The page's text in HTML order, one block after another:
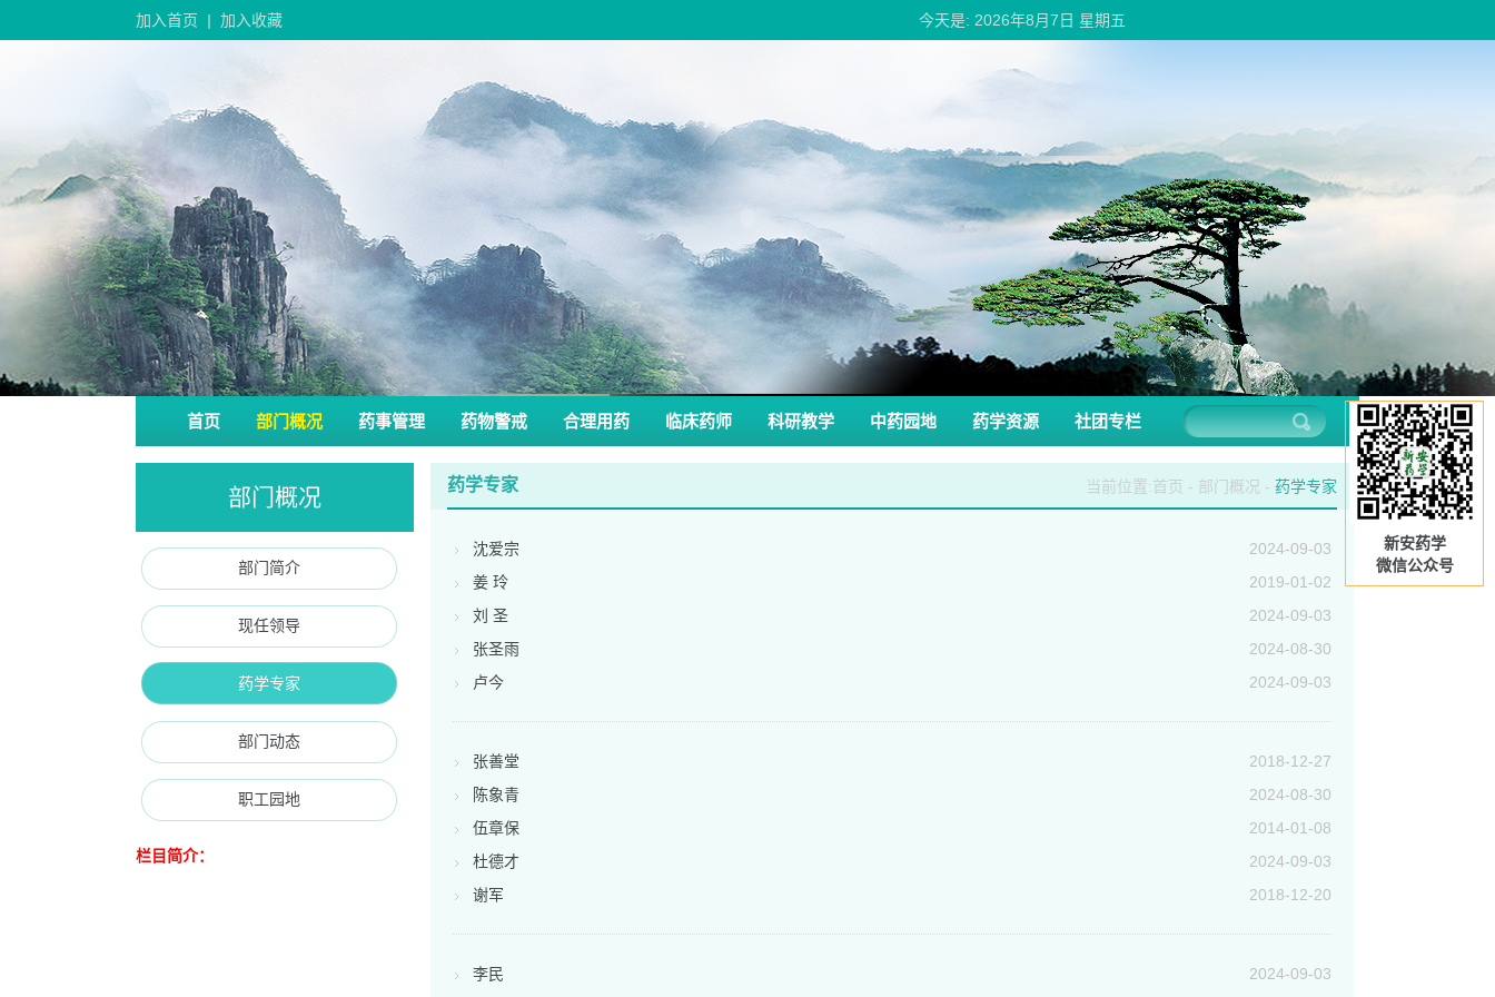
加入首页 | 加入收藏 今天是: 2026年8月7日 星期五
首页 部门概况 药事管理 药物警戒 合理用药 临床药师 科研教学 中药园地 药学资源 社团专栏
新安药学
微信公众号
部门概况
部门简介
现任领导
药学专家
部门动态
职工园地
栏目简介：
当前位置:首页 - 部门概况 - 药学专家
药学专家
2024-09-03
沈爱宗
2019-01-02
姜 玲
2024-09-03
刘 圣
2024-08-30
张圣雨
2024-09-03
卢今
2018-12-27
张善堂
2024-08-30
陈象青
2014-01-08
伍章保
2024-09-03
杜德才
2018-12-20
谢军
2024-09-03
李民